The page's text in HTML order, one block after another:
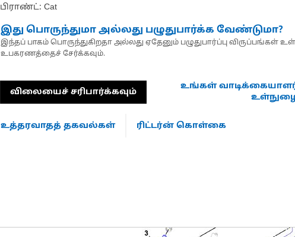
பிராண்ட்: Cat
இது பொருந்துமா அல்லது பழுதுபார்க்க வேண்டுமா?
இந்தப் பாகம் பொருந்துகிறதா அல்லது ஏதேனும் பழுதுபார்ப்பு
உபகரணத்தைச் சேர்க்கவும்.
விலையைச் சரிபார்க்கவும்
உங்கள்
உத்தரவாதத் தகவல்கள் ரிட்டர்ன் கொள்கை